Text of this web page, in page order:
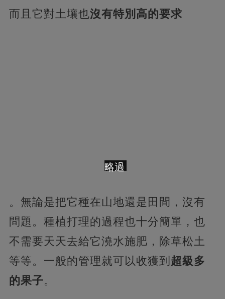
而且它對土壤也沒有特別高的要求
。無論是把它種在山地還是田間，沒有
問題。種植打理的過程也十分簡單，也
不需要天天去給它澆水施肥，除草松土
等等。一般的管理就可以收獲到 超級多
的果子。
略過